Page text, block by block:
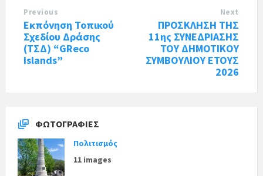
Previous
Εκπόνηση Τοπικού
Σχεδίου Δράσης
(ΤΣΔ) “GReco
Islands”
Next
ΠΡΟΣΚΛΗΣΗ ΤΗΣ
11ης ΣΥΝΕΔΡΙΑΣΗΣ
ΤΟΥ ΔΗΜΟΤΙΚΟΥ
ΣΥΜΒΟΥΛΙΟΥ ΕΤΟΥΣ
2026
ΦΩΤΟΓΡΑΦΊΕΣ
Πολιτισμός
11 images